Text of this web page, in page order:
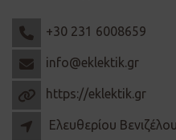
+30 231 6008659
info@eklektik.gr
https://eklektik.gr
Ελευθερίου